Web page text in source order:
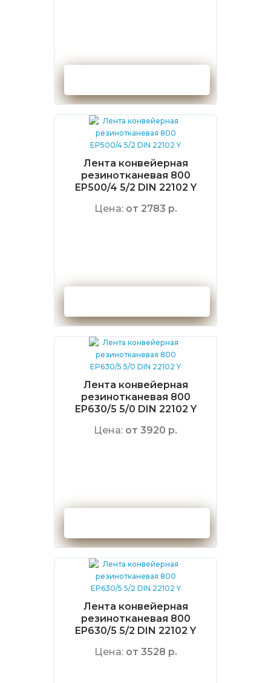
Лента конвейерная
резинотканевая 800
EP500/4 5/2 DIN 22102 Y
Цена: от 2783 р.
Лента конвейерная
резинотканевая 800
EP630/5 5/0 DIN 22102 Y
Цена: от 3920 р.
Лента конвейерная
резинотканевая 800
EP630/5 5/2 DIN 22102 Y
Цена: от 3528 р.